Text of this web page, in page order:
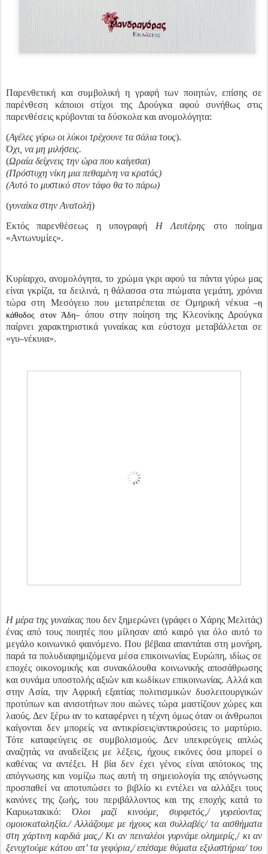
Παρενθετική και συμβολική η γραφή των ποιητών, επίσης σε
παρένθεση κάποιοι στίχοι της Δρούγκα αφού συνήθως στις
παρενθέσεις κρύβονται τα δύσκολα και ανομολόγητα:
(Αγέλες γύρω οι λύκοι τρέχουνε τα σάλια τους).
Όχι, να μη μιλήσεις.
(Ωραία δείχνεις την ώρα που καίγεσαι)
(Πρόστυχη νίκη μια πεθαμένη να κρατάς)
(Αυτό το μυστικό στον τάφο θα το πάρω)
(γυναίκα στην Ανατολή)
Εκτός παρενθέσεως η υπογραφή Η Λευτέρης στο ποίημα
«Αντωνυμίες».
Κυρίαρχο, ανομολόγητα, το χρώμα γκρι αφού τα πάντα γύρω μας
είναι γκρίζα, τα δειλινά, η θάλασσα στα πτώματα γεμάτη, χρόνια
τώρα στη Μεσόγειο που μετατρέπεται σε Ομηρική νέκυα –η
κάθοδος στον Άδη– όπου στην ποίηση της Κλεονίκης Δρούγκα
παίρνει χαρακτηριστικά γυναίκας και εύστοχα μεταβάλλεται σε
«γυ–νέκυια».
Η μέρα της γυναίκας που δεν ξημερώνει (γράφει ο Χάρης Μελιτάς)
ένας από τους ποιητές που μίλησαν από καιρό για όλο αυτό το
μεγάλο κοινωνικό φαινόμενο. Που βέβαια απαντάται στη μονήρη,
παρά τα πολυδιαφημιζόμενα μέσα επικοινωνίας Ευρώπη, ιδίως σε
εποχές οικονομικής και συνακόλουθα κοινωνικής αποσάθρωσης
και συνάμα υποστολής αξιών και κωδίκων επικοινωνίας. Αλλά και
στην Ασία, την Αφρική εξαιτίας πολιτισμικών δυσλειτουργικών
προτύπων και ανισοτήτων που αιώνες τώρα μαστίζουν χώρες και
λαούς. Δεν ξέρω αν το καταφέρνει η τέχνη όμως όταν οι άνθρωποι
καίγονται δεν μπορείς να αντικρίσεις/αντικρούσεις το μαρτύριο.
Τότε καταφεύγεις σε συμβολισμούς. Δεν υπεκφεύγεις απλώς
αναζητάς να αναδείξεις με λέξεις, ήχους εικόνες όσα μπορεί ο
καθένας να αντέξει. Η βία δεν έχει γένος είναι απότοκος της
απόγνωσης και νομίζω πως αυτή τη σημειολογία της απόγνωσης
προσπαθεί να αποτυπώσει το βιβλίο κι εντέλει να αλλάξει τους
κανόνες της ζωής, του περιβάλλοντος και της εποχής κατά το
Καρυωτακικό: Όλοι μαζί κινούμε, συρφετός,/ γυρεύοντας
ομοιοκαταληξία./ Αλλάζουμε με ήχους και συλλαβές/ τα αισθήματα
στη χάρτινη καρδιά μας,/ Κι αν πειναλέοι γυρνάμε ολημερίς, / κι αν
ξενυχτούμε κάτου απ’ τα γεφύρια,/ επέσαμε θύματα εξιλαστήρια/ του